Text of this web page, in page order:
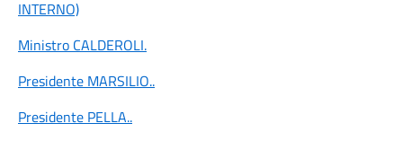
INTERNO)
Ministro CALDEROLI.
Presidente MARSILIO..
Presidente PELLA..